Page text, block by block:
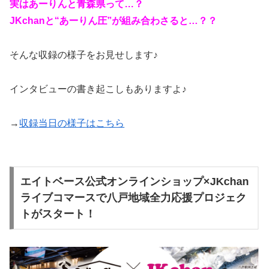
実はあーりんと青森県って…？
JKchanと“あーりん圧”が組み合わさると…？？
そんな収録の様子をお見せします♪
インタビューの書き起こしもありますよ♪
→ 収録当日の様子はこちら
エイトベース公式オンラインショップ×JKchan
ライブコマースで八戸地域全力応援プロジェク
トがスタート！